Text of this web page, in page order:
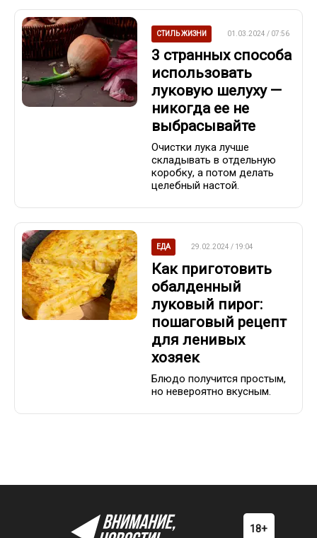
СТИЛЬ ЖИЗНИ 01.03.2024 / 07:56
3 странных способа
использовать
луковую шелуху —
никогда ее не
выбрасывайте
Очистки лука лучше
складывать в отдельную
коробку, а потом делать
целебный настой.
ЕДА 29.02.2024 / 19:04
Как приготовить
обалденный
луковый пирог:
пошаговый рецепт
для ленивых
хозяек
Блюдо получится простым,
но невероятно вкусным.